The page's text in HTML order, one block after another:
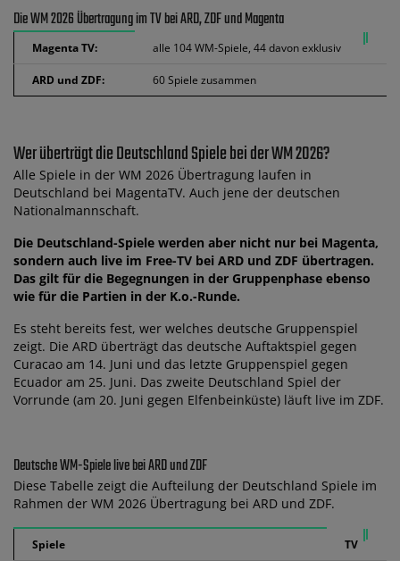
Die WM 2026 Übertragung im TV bei ARD, ZDF und Magenta
Magenta TV: alle 104 WM-Spiele, 44 davon exklusiv
ARD und ZDF: 60 Spiele zusammen
Wer überträgt die Deutschland Spiele bei der WM 2026?
Alle Spiele in der WM 2026 Übertragung laufen in
Deutschland bei MagentaTV. Auch jene der deutschen
Nationalmannschaft.
Die Deutschland-Spiele werden aber nicht nur bei Magenta,
sondern auch live im Free-TV bei ARD und ZDF übertragen.
Das gilt für die Begegnungen in der Gruppenphase ebenso
wie für die Partien in der K.o.-Runde.
Es steht bereits fest, wer welches deutsche Gruppenspiel
zeigt. Die ARD überträgt das deutsche Auftaktspiel gegen
Curacao am 14. Juni und das letzte Gruppenspiel gegen
Ecuador am 25. Juni. Das zweite Deutschland Spiel der
Vorrunde (am 20. Juni gegen Elfenbeinküste) läuft live im ZDF.
Deutsche WM-Spiele live bei ARD und ZDF
Diese Tabelle zeigt die Aufteilung der Deutschland Spiele im
Rahmen der WM 2026 Übertragung bei ARD und ZDF.
Spiele TV